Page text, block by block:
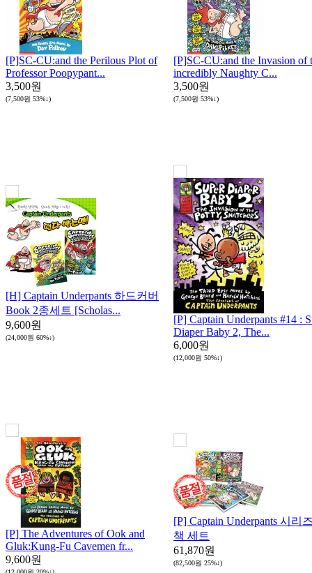
[P]SC-CU:and the Perilous Plot of
Professor Poopypant...
3,500원
(7,500원 53%↓)
[P]SC-CU:and the Invasion of
incredibly Naughty C...
3,500원
(7,500원 53%↓)
[H] Captain Underpants 하드커버
Book 2종세트 [Scholas...
9,600원
(24,000원 60%↓)
[P] Captain Underpants #14 :
Diaper Baby 2, The...
6,000원
(12,000원 50%↓)
[P] The Adventures of Ook and
Gluk:Kung-Fu Cavemen fr...
9,600원
[P] Captain Underpants 시리
책 세트
61,870원
(82,500원 25%↓)